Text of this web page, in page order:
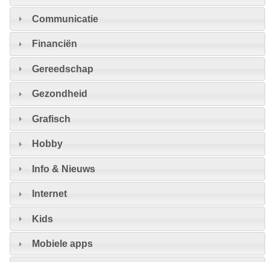
Communicatie
Financiën
Gereedschap
Gezondheid
Grafisch
Hobby
Info & Nieuws
Internet
Kids
Mobiele apps